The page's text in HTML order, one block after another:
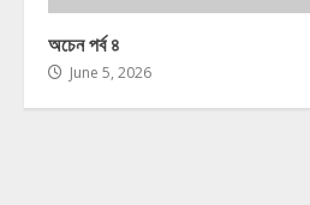
অচেন পর্ব ৪
June 5, 2026